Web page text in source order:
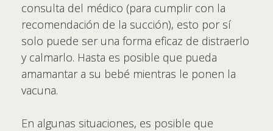
consulta del médico (para cumplir con la
recomendación de la succión), esto por sí
solo puede ser una forma eficaz de distraerlo
y calmarlo. Hasta es posible que pueda
amamantar a su bebé mientras le ponen la
vacuna.
En algunas situaciones, es posible que